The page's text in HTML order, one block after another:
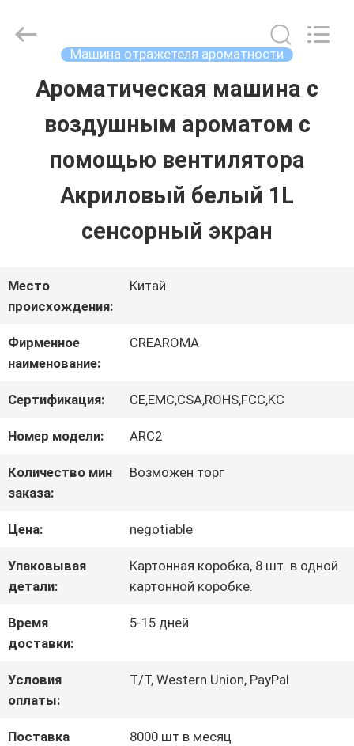
ДОМ
РОЛИКИ
ШОУ
О
НАС
ПУТЕШЕСТВИЕ
ФАБРИКИ
ПРОВЕРКА
КАЧЕСТВА
СВЯЖИТЕСЬ
Online
Машина отражетеля ароматности
Ароматическая машина с
воздушным ароматом с
помощью вентилятора
Акриловый белый 1L
сенсорный экран
Место
происхождения:
Китай
Фирменное
наименование:
CREAROMA
Сертификация: CE,EMC,CSA,ROHS,FCC,KC
Номер модели: ARC2
Количество мин
заказа:
Возможен торг
Цена: negotiable
Упаковывая
детали:
Картонная коробка, 8 шт. в одной
картонной коробке.
Время
доставки:
5-15 дней
Условия
оплаты:
T/T, Western Union, PayPal
Поставка
8000 шт в месяц